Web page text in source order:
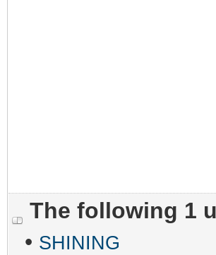
The following 1
• SHINING